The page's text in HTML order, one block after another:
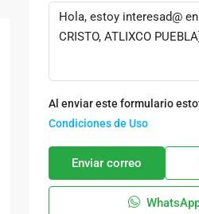
Al enviar este formulario
Condiciones de Uso
Enviar correo